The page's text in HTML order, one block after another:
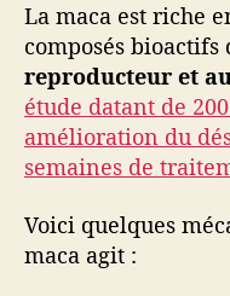
La maca est riche
composés bioactifs
reproducteur et
étude datant de
amélioration du
semaines de
Voici quelques
maca agit :